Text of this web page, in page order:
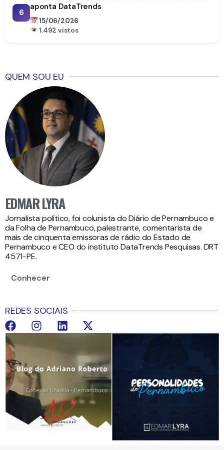
6
aponta DataTrends
15/06/2026
1.492 vistos
QUEM SOU EU
EDMAR LYRA
Jornalista político, foi colunista do Diário de Pernambuco e
da Folha de Pernambuco, palestrante, comentarista de
mais de cinquenta emissoras de rádio do Estado de
Pernambuco e CEO do instituto DataTrends Pesquisas. DRT
4571-PE.
Conhecer
REDES SOCIAIS